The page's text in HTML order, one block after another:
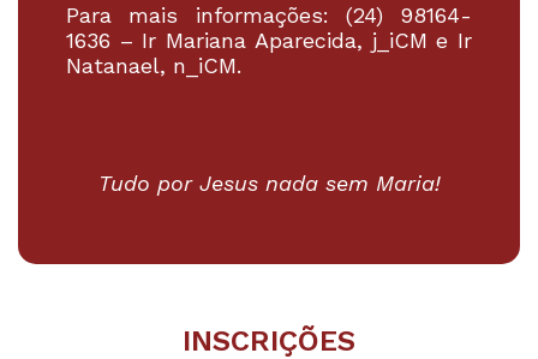
Para mais informações: (24) 98164-
1636 – Ir Mariana Aparecida, j_iCM e Ir
Natanael, n_iCM.
Tudo por Jesus nada sem Maria!
INSCRIÇÕES